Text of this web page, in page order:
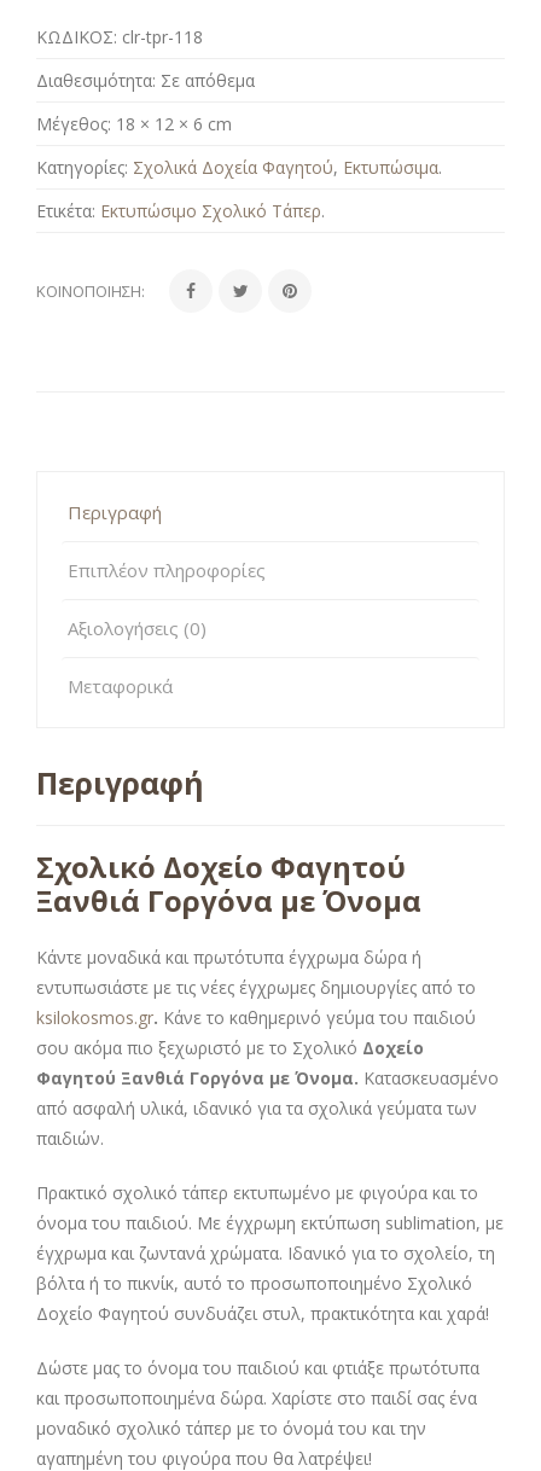
ΚΩΔΙΚΟΣ: clr-tpr-118
Διαθεσιμότητα: Σε απόθεμα
Μέγεθος: 18 × 12 × 6 cm
Κατηγορίες: Σχολικά Δοχεία Φαγητού, Εκτυπώσιμα.
Ετικέτα: Εκτυπώσιμο Σχολικό Τάπερ.
ΚΟΙΝΟΠΟΊΗΣΗ:
Περιγραφή
Επιπλέον πληροφορίες
Αξιολογήσεις (0)
Μεταφορικά
Περιγραφή
Σχολικό Δοχείο Φαγητού
Ξανθιά Γοργόνα με Όνομα
Κάντε μοναδικά και πρωτότυπα έγχρωμα δώρα ή
εντυπωσιάστε με τις νέες έγχρωμες δημιουργίες από το
ksilokosmos.gr. Κάνε το καθημερινό γεύμα του παιδιού
σου ακόμα πιο ξεχωριστό με το Σχολικό Δοχείο
Φαγητού Ξανθιά Γοργόνα με Όνομα. Κατασκευασμένο
από ασφαλή υλικά, ιδανικό για τα σχολικά γεύματα των
παιδιών.
Πρακτικό σχολικό τάπερ εκτυπωμένο με φιγούρα και το
όνομα του παιδιού. Με έγχρωμη εκτύπωση sublimation, με
έγχρωμα και ζωντανά χρώματα. Ιδανικό για το σχολείο, τη
βόλτα ή το πικνίκ, αυτό το προσωποποιημένο Σχολικό
Δοχείο Φαγητού συνδυάζει στυλ, πρακτικότητα και χαρά!
Δώστε μας το όνομα του παιδιού και φτιάξε πρωτότυπα
και προσωποποιημένα δώρα. Χαρίστε στο παιδί σας ένα
μοναδικό σχολικό τάπερ με το όνομά του και την
αγαπημένη του φιγούρα που θα λατρέψει!